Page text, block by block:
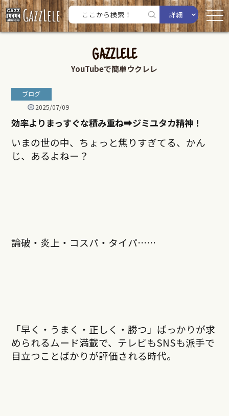
詳細
GAZZLELE
YouTubeで簡単ウクレレ
ブログ
2025/07/09
効率よりまっすぐな積み重ね➡︎ジミユタカ精神！
いまの世の中、ちょっと焦りすぎてる、かん
じ、あるよねー？
論破・炎上・コスパ・タイパ……
「早く・うまく・正しく・勝つ」ばっかりが求
められるムード満載で、テレビもSNSも派手で
目立つことばかりが評価される時代。